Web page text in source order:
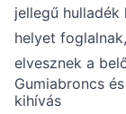
jellegű
helyet
elvesznek a
Gumiabroncs
kihívás